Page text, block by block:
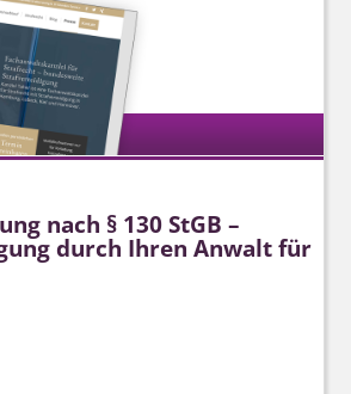
nach § 130 StGB –
durch Ihren Anwalt für